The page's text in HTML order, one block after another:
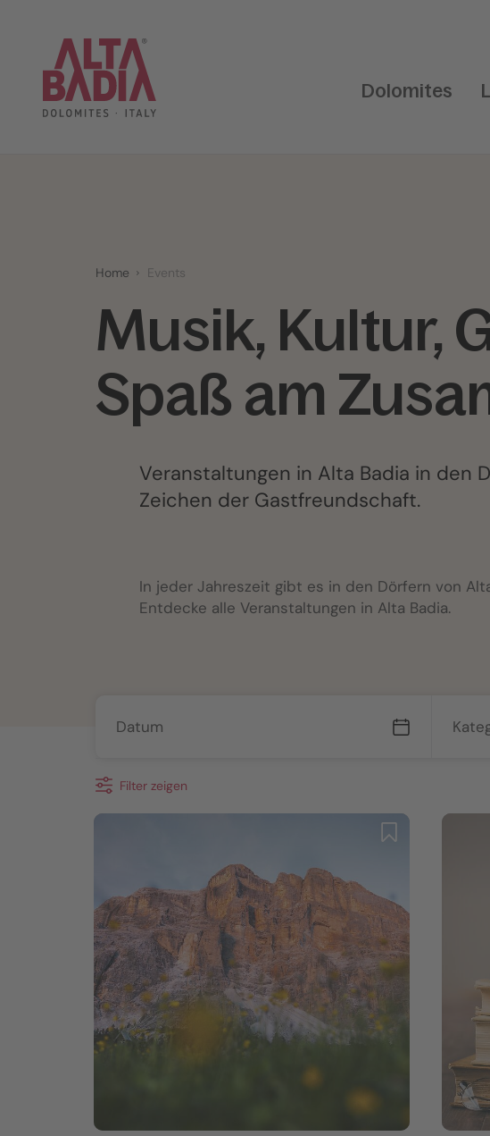
Dolomites
Home Events
Musik, Kultur,
Spaß am
Veranstaltungen in Alta Badia in den
Zeichen der Gastfreundschaft.
In jeder Jahreszeit gibt es in den Dörfern von
Entdecke alle Veranstaltungen in Alta Badia.
Filter zeigen